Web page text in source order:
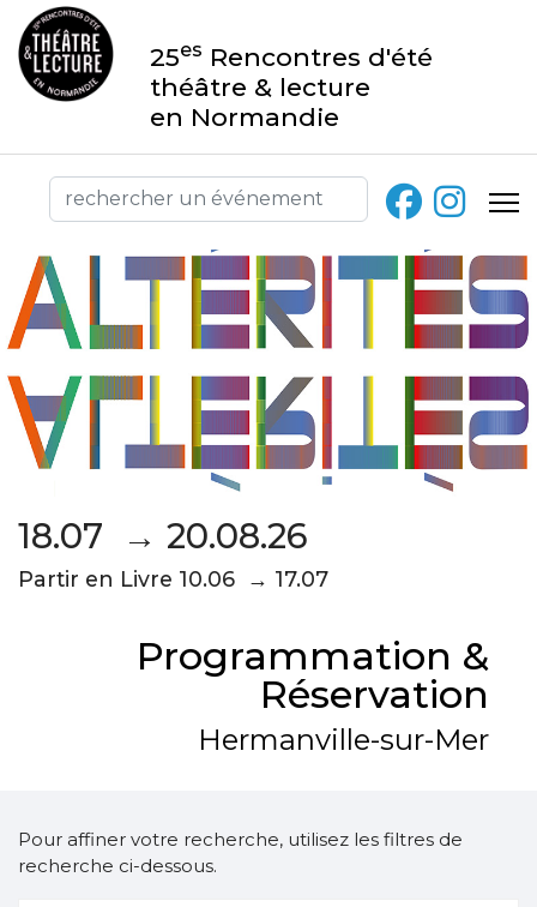
25es Rencontres d'été
théâtre & lecture
en Normandie
18.07 → 20.08.26
Partir en Livre 10.06 → 17.07
Programmation &
Réservation
Hermanville-sur-Mer
Pour affiner votre recherche, utilisez les filtres de
recherche ci-dessous.